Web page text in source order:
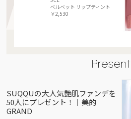
ベルベット リップティント
￥2,530
Present
SUQQUの大人気艶肌ファンデを
50人にプレゼント！｜美的
GRAND